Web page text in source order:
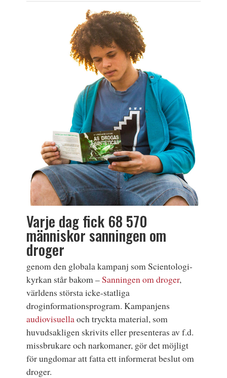
Varje dag fick 68 570
människor sanningen om
droger
genom den globala kampanj som Scientologi-
kyrkan står bakom –Sanningen om droger,
världens största icke-statliga
droginformationsprogram. Kampanjens
audiovisuellaoch tryckta material, som
huvudsakligen skrivits eller presenteras av f.d.
missbrukare och narkomaner, gör det möjligt
för ungdomar att fatta ett informerat beslut om
droger.